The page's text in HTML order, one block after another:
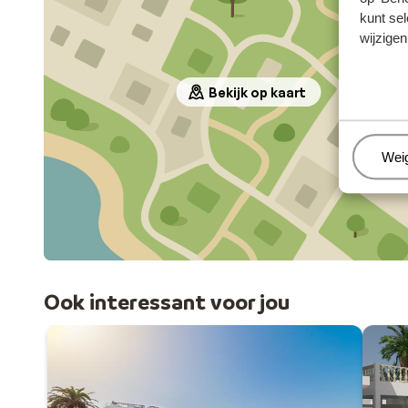
kunt
Bekijk op kaart
Ook interessant voor jou